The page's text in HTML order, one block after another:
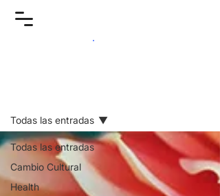
Todas las entradas
Cambio Cultural
Health
Todas las entradas